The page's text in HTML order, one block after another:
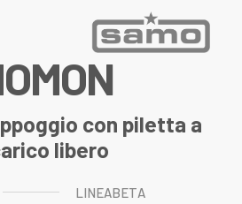
OMON
con piletta a
libero
LINEABETA